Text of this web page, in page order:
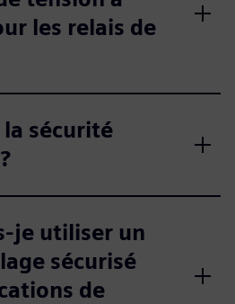
les relais de
sécurité
je utiliser un
sécurisé
de